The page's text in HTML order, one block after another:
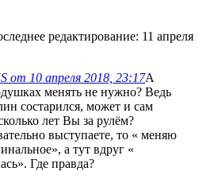
редактирование: 11 апреля
от 10 апреля 2018, 23:17А
менять не нужно? Ведь
состарился, может и сам
лет Вы за рулём?
выступаете, то « меняю
а тут вдруг «
Где правда?